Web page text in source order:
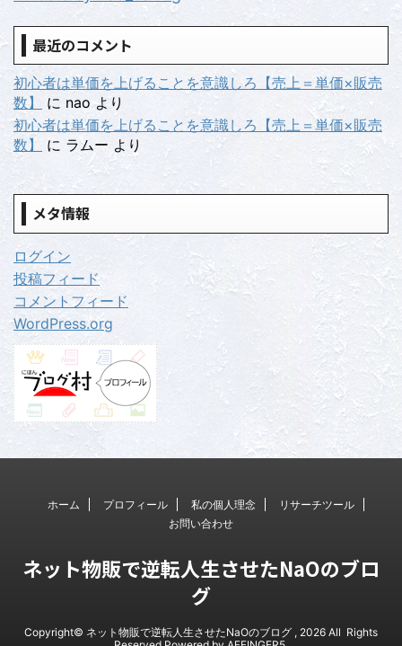
最近のコメント
初心者は単価を上げることを意識しろ【売上＝単価×販売
数】
に naoより
初心者は単価を上げることを意識しろ【売上＝単価×販売
数】
に ラムー より
メタ情報
ログイン
投稿フィード
コメントフィード
WordPress.org
ホーム プロフィール 私の個人理念
リサーチツール
お問い合わせ
ネット物販で逆転人生させたNaOのブロ
グ
Copyright© ネット物販で逆転人生させたNaOのブログ , 2026 All Rights